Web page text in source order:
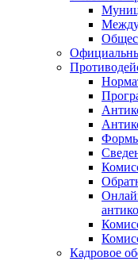
Формы
Кадровое